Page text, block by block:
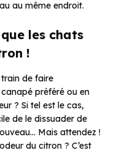
au même endroit.
les chats
!
de faire
préféré ou en
? Si tel est le cas,
de le dissuader de
Mais attendez !
du citron ? C’est